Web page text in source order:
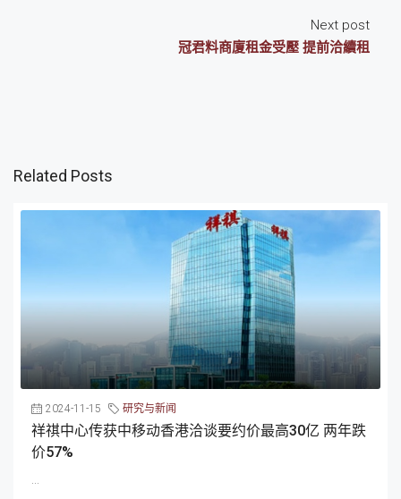
Next post
冠君料商廈租金受壓 提前洽續租
Related Posts
2024-11-15 研究与新闻
祥祺中心传获中移动香港洽谈要约价最高30亿 两年跌
价57%